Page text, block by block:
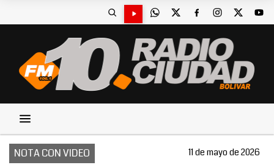
NOTA CON VIDEO 11 de mayo de 2026